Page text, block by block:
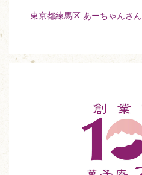
東京都練馬区 あーちゃんさん